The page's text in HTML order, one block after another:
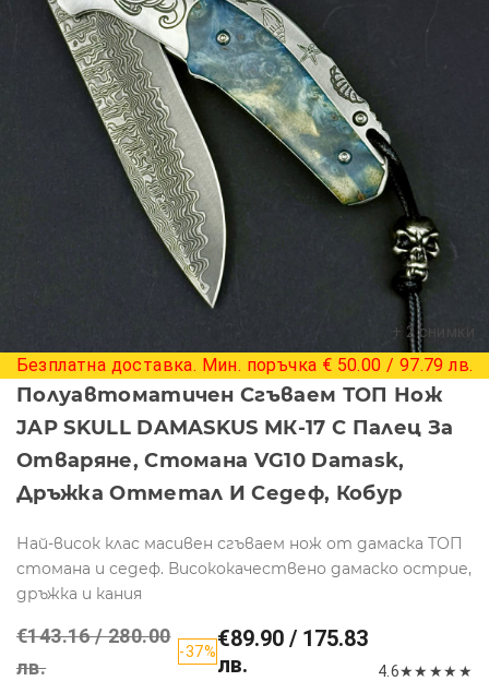
+ 2 снимки
Безплатна доставка. Мин. поръчка € 50.00 / 97.79 лв.
Полуавтоматичен Сгъваем ТОП Нож
JAP SKULL DAMASKUS МК-17 С Палец За
Отваряне, Стомана VG10 Damask,
Дръжка Отметал И Седеф, Кобур
Най-висок клас масивен сгъваем нож от дамаска ТОП
стомана и седеф. Висококачествено дамаско острие,
дръжка и кания
€143.16 / 280.00
лв.
-37%€89.90 / 175.83
лв.
4.6★★ ★★ ★